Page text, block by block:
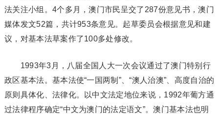
法关注小组。4个多月，澳门市民呈交了287份意见书，澳门
媒体发文52篇，共计953条意见。起草委员会根据意见和建
议，对基本法草案作了100多处修改。
1993年3月，八届全国人大一次会议通过了澳门特别行
政区基本法。基本法使“一国两制”、“澳人治澳”、高度自治的
原则具体化、法律化。以中文法定地位来说，1992年葡方通
过法律程序确定“中文为澳门的法定语文”。澳门基本法也明